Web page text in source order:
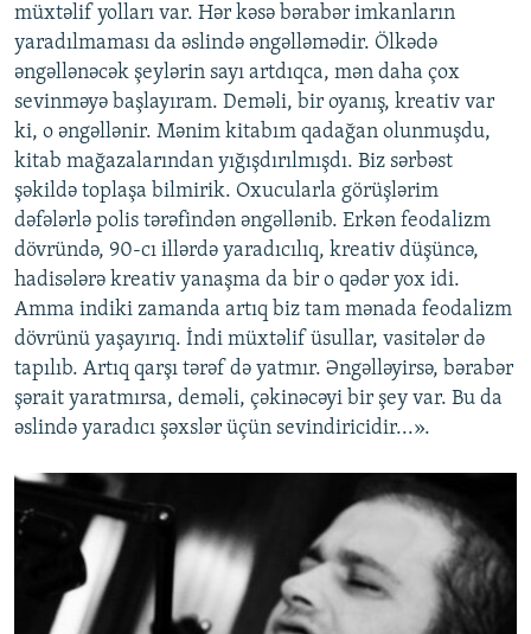
müxtəlif yolları var. Hər kəsə bərabər imkanların
yaradılmaması da əslində əngəlləmədir. Ölkədə
əngəllənəcək şeylərin sayı artdıqca, mən daha çox
sevinməyə başlayıram. Deməli, bir oyanış, kreativ var
ki, o əngəllənir. Mənim kitabım qadağan olunmuşdu,
kitab mağazalarından yığışdırılmışdı. Biz sərbəst
şəkildə toplaşa bilmirik. Oxucularla görüşlərim
dəfələrlə polis tərəfindən əngəllənib. Erkən feodalizm
dövründə, 90-cı illərdə yaradıcılıq, kreativ düşüncə,
hadisələrə kreativ yanaşma da bir o qədər yox idi.
Amma indiki zamanda artıq biz tam mənada feodalizm
dövrünü yaşayırıq. İndi müxtəlif üsullar, vasitələr də
tapılıb. Artıq qarşı tərəf də yatmır. Əngəlləyirsə, bərabər
şərait yaratmırsa, deməli, çəkinəcəyi bir şey var. Bu da
əslində yaradıcı şəxslər üçün sevindiricidir...».